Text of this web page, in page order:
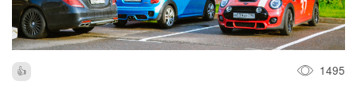
1495